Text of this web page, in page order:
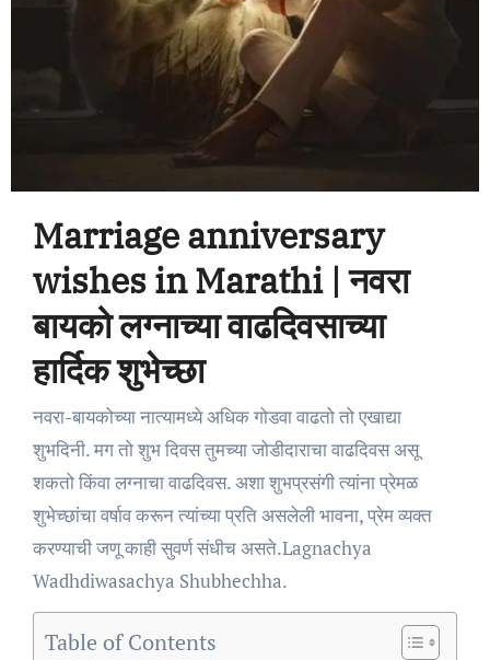
Marriage anniversary
wishes in Marathi | नवरा
बायको लग्नाच्या वाढदिवसाच्या
हार्दिक शुभेच्छा
नवरा-बायकोच्या नात्यामध्ये अधिक गोडवा वाढतो तो एखाद्या
शुभदिनी. मग तो शुभ दिवस तुमच्या जोडीदाराचा वाढदिवस असू
शकतो किंवा लग्नाचा वाढदिवस. अशा शुभप्रसंगी त्यांना प्रेमळ
शुभेच्छांचा वर्षाव करून त्यांच्या प्रति असलेली भावना, प्रेम व्यक्त
करण्याची जणू काही सुवर्ण संधीच असते.Lagnachya
Wadhdiwasachya Shubhechha.
Table of Contents